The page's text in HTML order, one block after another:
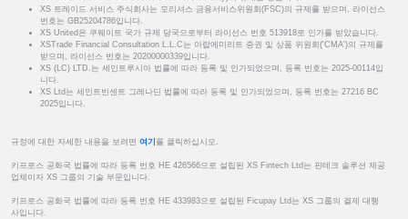
XS 트레이드 서비스 주식회사는 모리셔스 금융서비스위원회(FSC)의 규제를 받으며, 라이선스
번호는 GB25204786입니다.
XS United은 쿠웨이트 국가 규제 당국으로부터 라이선스 번호 513918로 인가를 받았습니다.
XSTrade Financial Consultation L.L.C는 아랍에미리트 증권 및 상품 위원회('CMA')의 규제를
받으며, 라이선스 번호는 20200000339입니다.
XS (LC) LTD.는 세인트루시아 법률에 따라 등록 및 인가되었으며, 등록 번호는 2025-00114입
니다.
XS Ltd는 세인트빈센트 그레나딘 법률에 따라 등록 및 인가되었으며, 등록 번호는 27216 BC
2025입니다.
규정에 대한 자세한 내용을 보려면 여기 를 클릭하십시오.
키프로스 공화국 법률에 따라 등록 번호 HE 426566으로 설립된 XS Fintech Ltd는 핀테크 솔루션 제공
업체이자 XS 그룹의 기술 부문입니다.
키프로스 공화국 법률에 따라 등록 번호 HE 433983으로 설립된 Ficupay Ltd는 XS 그룹의 결제 대행
사입니다.